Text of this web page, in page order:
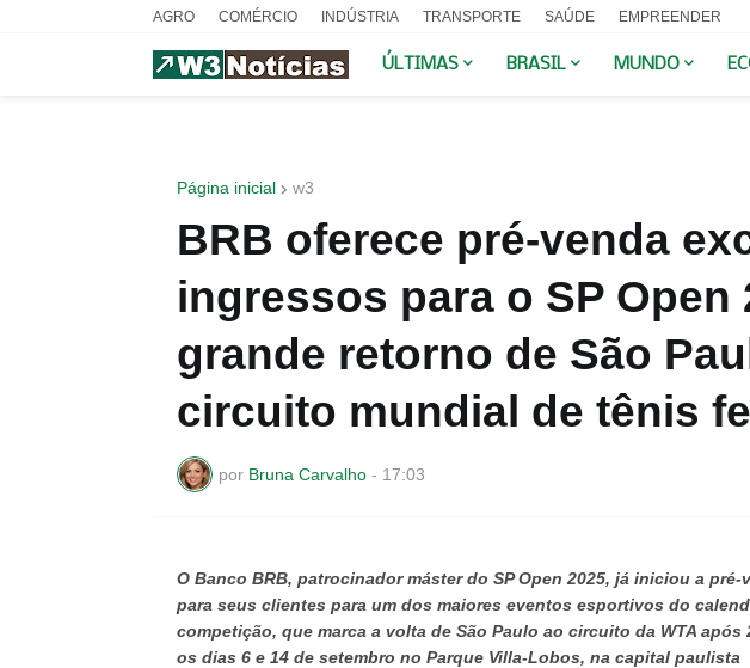
AGRO COMÉRCIO INDÚSTRIA TRANSPORTE SAÚDE EMPREENDER
ÚLTIMAS BRASIL MUNDO
Página inicial w3
BRB oferece pré-venda
ingressos para o SP Open
grande retorno de São
circuito mundial de tênis
por Bruna Carvalho - 17:03
O Banco BRB, patrocinador máster do SP Open 2025, já iniciou a
para seus clientes para um dos maiores eventos esportivos do
competição, que marca a volta de São Paulo ao circuito da WTA após
os dias 6 e 14 de setembro no Parque Villa-Lobos, na capital paulista